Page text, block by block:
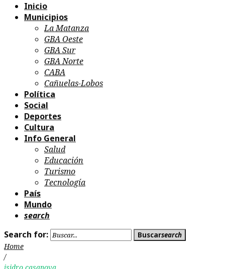
Inicio
Municipios
La Matanza
GBA Oeste
GBA Sur
GBA Norte
CABA
Cañuelas-Lobos
Política
Social
Deportes
Cultura
Info General
Salud
Educación
Turismo
Tecnología
País
Mundo
search
Search for:
Buscarsearch
Home
/